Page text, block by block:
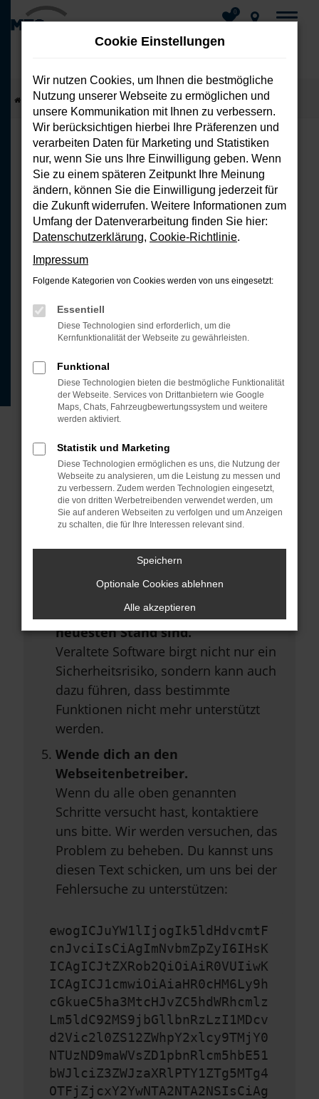
Zum
Hauptinhalt
springen
0
Startseite Fahrzeuge Fahrzeug-Showroom
FEHLER: NETWORK ERROR
Beim Laden ist ein Fehler aufgetreten.
Hier sind ein paar Tipps, die dir helfen
können:
Überprüfe deine Firewall und
deine Internetverbindung.
Laden andere Webseiten, zum
Beispiel deine Suchmaschine?
Browsererweiterungen.
Manche Erweiterungen, wie
Werbeblocker, können das Laden
bestimmter Seiten verhindern.
Funktioniert die Seite in einem
anderen Browser oder in einem
privaten Fenster?
Starte dein Gerät neu.
Das kann manchmal helfen,
vorübergehende Probleme zu
Stelle sicher, dass dein Browser
und dein Betriebssystem auf dem
neuesten Stand sind.
Veraltete Software birgt nicht nur ein
Sicherheitsrisiko, sondern kann auch
dazu führen, dass bestimmte
Funktionen nicht mehr unterstützt
werden.
Wende dich an den
Webseitenbetreiber.
Wenn du alle oben genannten
Schritte versucht hast, kontaktiere
uns bitte. Wir werden versuchen, das
Problem zu beheben. Du kannst uns
diesen Text schicken, um uns bei der
Fehlersuche zu unterstützen:
ewogICJuYW1lIjogIk5ldHdvcmtF
cnJvciIsCiAgImNvbmZpZyI6IHsK
ICAgICJtZXRob2QiOiAiR0VUIiwK
ICAgICJ1cmwiOiAiaHR0cHM6Ly9h
cGkueC5ha3MtcHJvZC5hdWRhcmlz
Lm5ldC92MS9jbGllbnRzLzI1MDcv
d2Vic2l0ZS12ZWhpY2xlcy9TMjY0
NTUzND9maWVsZD1pbnRlcm5hbE51
bWJlciZ3ZWJzaXRlPTY1ZTg5MTg4
OTFjZjcxY2YwNTA2NTA2NSIsCiAg
Cookie Einstellungen
Wir nutzen Cookies, um Ihnen die bestmögliche
Nutzung unserer Webseite zu ermöglichen und
unsere Kommunikation mit Ihnen zu verbessern.
Wir berücksichtigen hierbei Ihre Präferenzen und
verarbeiten Daten für Marketing und Statistiken
nur, wenn Sie uns Ihre Einwilligung geben. Wenn
Sie zu einem späteren Zeitpunkt Ihre Meinung
ändern, können Sie die Einwilligung jederzeit für
die Zukunft widerrufen. Weitere Informationen zum
Umfang der Datenverarbeitung finden Sie hier:
Datenschutzerklärung, Cookie-Richtlinie.
Impressum
Folgende Kategorien von Cookies werden von uns eingesetzt:
Essentiell
Diese Technologien sind erforderlich, um die
Kernfunktionalität der Webseite zu gewährleisten.
Funktional
Diese Technologien bieten die bestmögliche Funktionalität
der Webseite. Services von Drittanbietern wie Google
Maps, Chats, Fahrzeugbewertungssystem und weitere
werden aktiviert.
Statistik und Marketing
Diese Technologien ermöglichen es uns, die Nutzung der
Webseite zu analysieren, um die Leistung zu messen und
zu verbessern. Zudem werden Technologien eingesetzt,
die von dritten Werbetreibenden verwendet werden, um
Sie auf anderen Webseiten zu verfolgen und um Anzeigen
zu schalten, die für Ihre Interessen relevant sind.
Speichern
Optionale Cookies ablehnen
Alle akzeptieren